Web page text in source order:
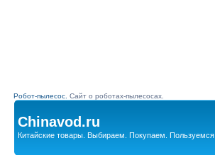
Робот-пылесос. Сайт о роботах-пылесосах.
Chinavod.ru
Китайские товары. Выбираем. Покупаем. Пользуемся.